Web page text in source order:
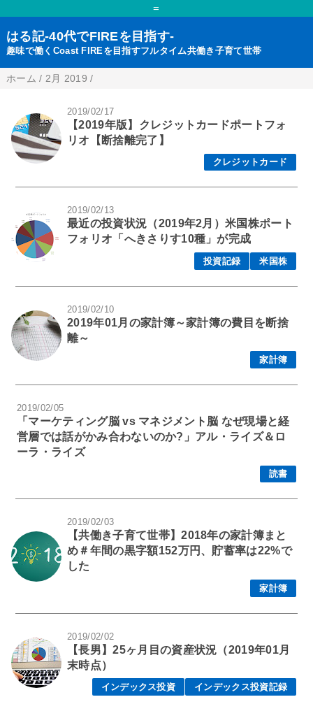
=
はる記-40代でFIREを目指す-
趣味で働くCoast FIREを目指すフルタイム共働き子育て世帯
ホーム / 2月 2019 /
2019/02/17
【2019年版】クレジットカードポートフォ
リオ【断捨離完了】
クレジットカード
2019/02/13
最近の投資状況（2019年2月）米国株ポート
フォリオ「へきさりす10種」が完成
投資記録 米国株
2019/02/10
2019年01月の家計簿～家計簿の費目を断捨
離～
家計簿
2019/02/05
「マーケティング脳 vs マネジメント脳 なぜ現場と経
営層では話がかみ合わないのか?」アル・ライズ＆ロ
ーラ・ライズ
読書
2019/02/03
【共働き子育て世帯】2018年の家計簿まと
め＃年間の黒字額152万円、貯蓄率は22%で
した
家計簿
2019/02/02
【長男】25ヶ月目の資産状況（2019年01月
末時点）
インデックス投資 インデックス投資記録